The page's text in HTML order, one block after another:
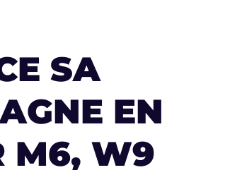
SA
EN
M6, W9